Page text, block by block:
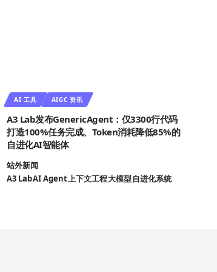
AI 工具 AIGC 资讯
A3 Lab发布GenericAgent：仅3300行代码
打造100%任务完成、Token消耗降低85%的
自进化AI智能体
站外新闻
A3 LabAI Agent上下文工程大模型自进化系统